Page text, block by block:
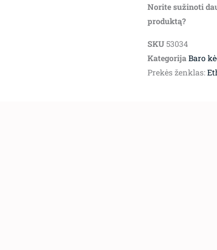
Norite sužinoti
produktą?
SKU53034
Kategorija Baro
Prekės ženklas: